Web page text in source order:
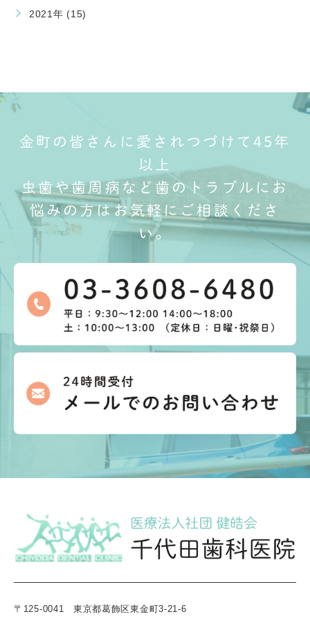
2021年 (15)
金町の皆さんに愛されつづけて45年
以上
虫歯や歯周病など歯のトラブルにお
悩みの方はお気軽にご相談くださ
い。
〒125-0041 東京都葛飾区東金町3-21-6